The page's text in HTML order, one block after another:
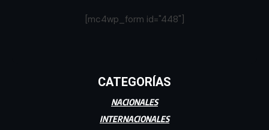
[mc4wp_form id="448"]
CATEGORÍAS
NACIONALES
INTERNACIONALES